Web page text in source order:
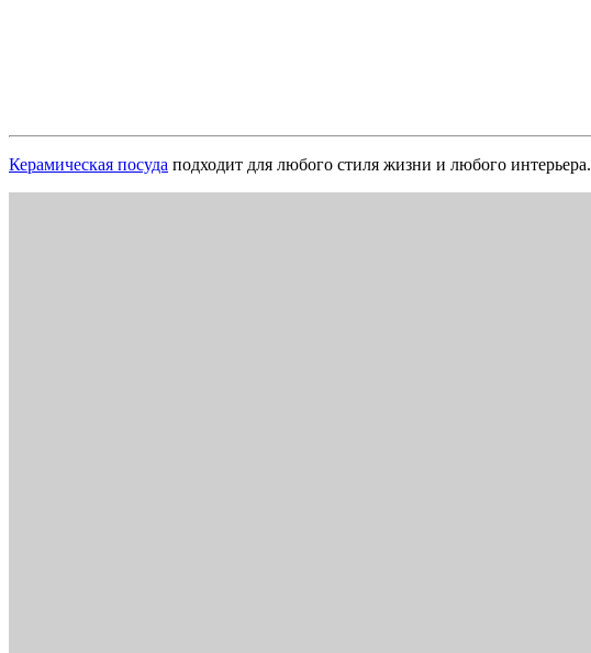
Керамическая посуда подходит для любого стиля жизни и любого интерьера.